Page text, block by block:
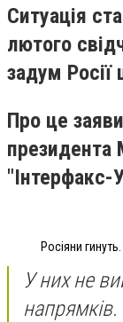
Ситуація
лютого
задум
Про це
президента
"Інтерфакс-
Росіяни
У них не